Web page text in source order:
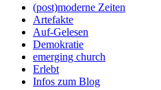
(post)moderne Zeiten
Artefakte
Auf-Gelesen
Demokratie
emerging church
Erlebt
Infos zum Blog